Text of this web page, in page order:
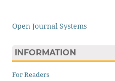
Open Journal Systems
INFORMATION
For Readers